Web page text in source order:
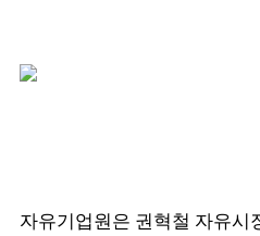
자유기업원은 권혁철 자유시